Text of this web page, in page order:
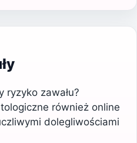
ryzyko zawału?
również online
dolegliwościami